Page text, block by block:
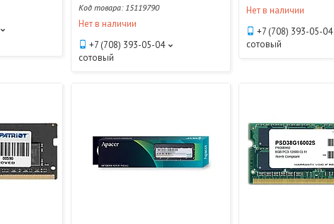
15119790
Нет в наличии
+7 (708) 393-05-04
сотовый
Нет в наличии
+7 (708) 393-05-04
сотовый